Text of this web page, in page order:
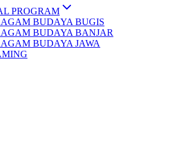
PROGRAM
BUDAYA BUGIS
BUDAYA BANJAR
BUDAYA JAWA